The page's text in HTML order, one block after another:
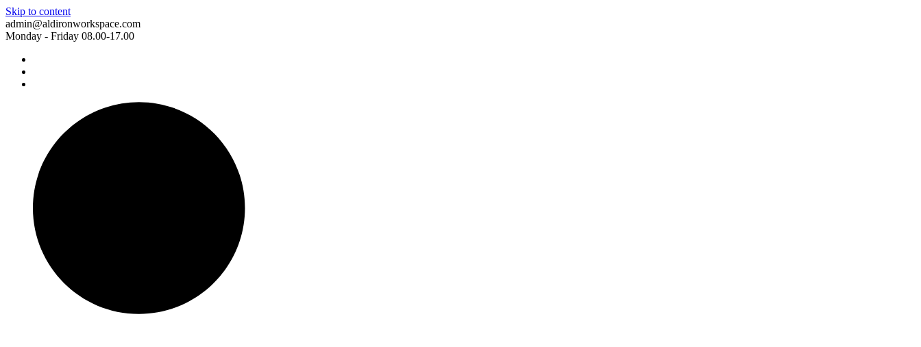
Skip to content
admin@aldironworkspace.com
Monday - Friday 08.00-17.00